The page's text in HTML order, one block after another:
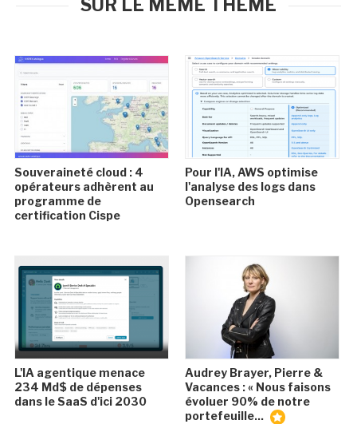
SUR LE MÊME THÈME
Souveraineté cloud : 4
opérateurs adhèrent au
programme de
certification Cispe
Pour l'IA, AWS optimise
l'analyse des logs dans
Opensearch
L'IA agentique menace
234 Md$ de dépenses
dans le SaaS d'ici 2030
Audrey Brayer, Pierre &
Vacances : « Nous faisons
évoluer 90% de notre
portefeuille...